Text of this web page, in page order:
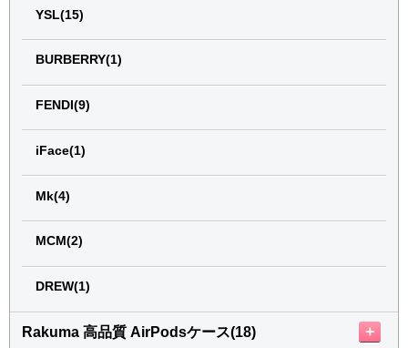
YSL(15)
BURBERRY(1)
FENDI(9)
iFace(1)
Mk(4)
MCM(2)
DREW(1)
Rakuma 高品質 AirPodsケース(18) ＋